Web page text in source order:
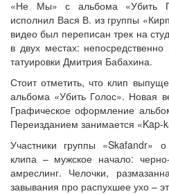
«Не Мы» с альбома «Убить
исполнил Вася В. из группы
видео был переписан трек на
в двух местах:
татуировки Дмитрия Бабахина.
Стоит отметить, что клип
альбома «Убить Голос». Новая
Графическое оформление
Переизданием занимается «Kap-
Участники группы «Skafandr»
клипа – мужское начало:
амреслинг. Челочки,
завывания про распухшее ухо –